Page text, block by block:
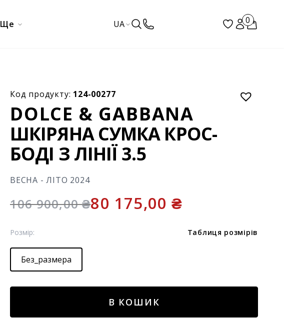
Ще UA 0
ВЕСНА - ЛІТО 2024
DOLCE & GABBANA
Код продукту: 124-00277
ШКІРЯНА СУМКА КРОС-
БОДІ З ЛІНІЇ 3.5
106 900,00₴80 175,00₴
Розмір: Таблиця розмірів
Без_размера
В КОШИК